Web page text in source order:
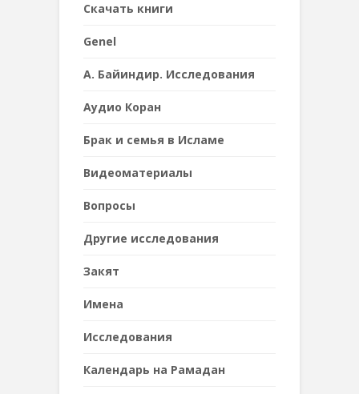
Cкачать книги
Genel
А. Байиндир. Исследования
Аудио Коран
Брак и семья в Исламе
Видеоматериалы
Вопросы
Другие исследования
Закят
Имена
Исследования
Календарь на Рамадан